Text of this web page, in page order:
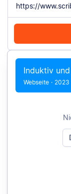
Webseite · 2023